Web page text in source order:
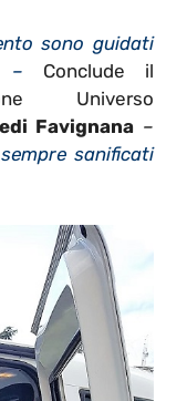
sono guidati
– Conclude il
Universo
di Favignana –
sanificati